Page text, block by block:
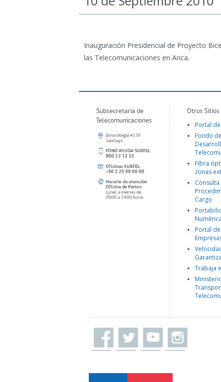
Inauguración Presidencial de Proyecto
las Telecomunicaciones en Arica.
Subsecretaría de
Telecomunicaciones
Otros
Portal
Fondo
Fibra
zonas
Consulta
Cargo
Portal
Trabaja